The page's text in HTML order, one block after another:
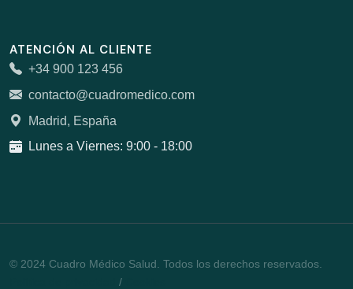
ATENCIÓN AL CLIENTE
+34 900 123 456
contacto@cuadromedico.com
Madrid, España
Lunes a Viernes: 9:00 - 18:00
© 2024 Cuadro Médico Salud. Todos los derechos reservados.
/